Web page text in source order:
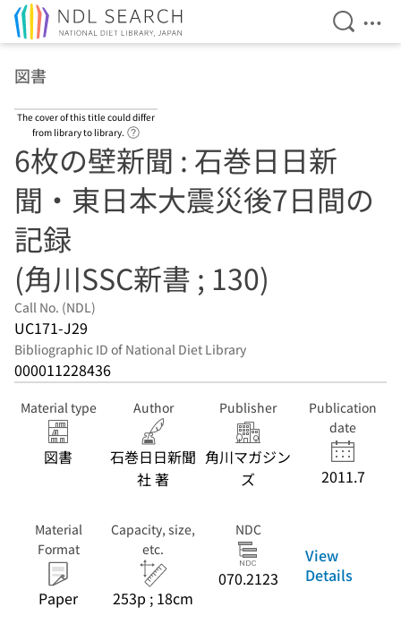
Open
図書
The cover of this title could differ
from library to library.
6枚の壁新聞 : 石巻日日新
聞・東日本大震災後7日間の
記録
(角川SSC新書 ; 130)
Call No. (NDL)
UC171-J29
Bibliographic ID of National Diet Library
000011228436
Material type
図書
Author
石巻日日新聞
社 著
Publisher
角川マガジン
ズ
Publication
date
2011.7
Material
Format
Paper
Capacity, size,
etc.
253p ; 18cm
NDC
070.2123
View
Details